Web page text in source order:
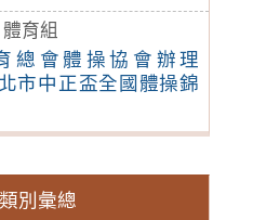
體育組
總會體操協會辦理
市中正盃全國體操錦
別彙總